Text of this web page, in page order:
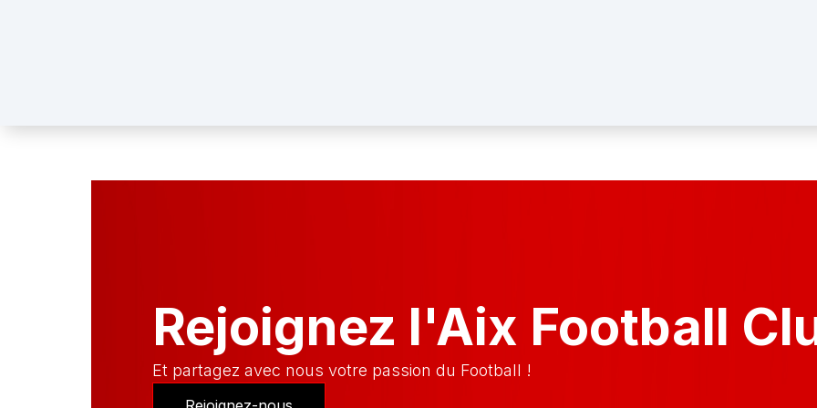
Rejoignez l'Aix Football
Et partagez avec nous votre passion du Football !